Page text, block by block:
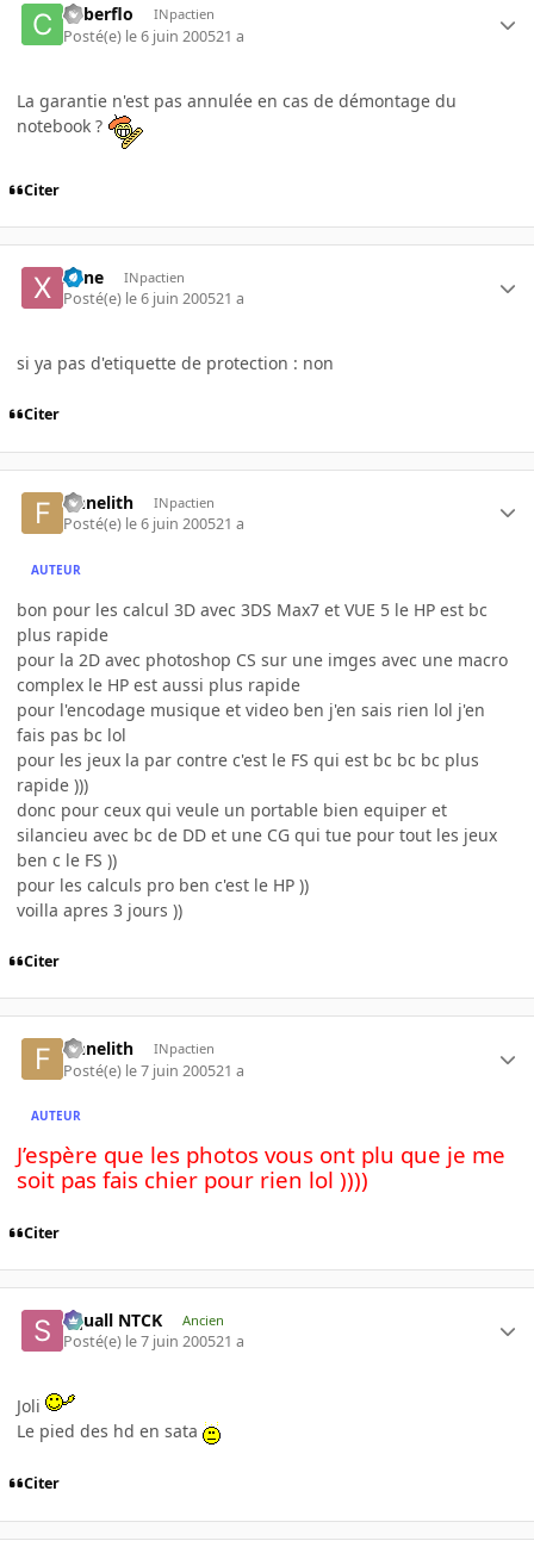
Cyberflo INpactien
Posté(e) le 6 juin 200521 a
La garantie n'est pas annulée en cas de démontage du
notebook ?
Citer
xone INpactien
Posté(e) le 6 juin 200521 a
si ya pas d'etiquette de protection : non
Citer
finnelith INpactien
Posté(e) le 6 juin 200521 a
AUTEUR
bon pour les calcul 3D avec 3DS Max7 et VUE 5 le HP est bc
plus rapide
pour la 2D avec photoshop CS sur une imges avec une macro
complex le HP est aussi plus rapide
pour l'encodage musique et video ben j'en sais rien lol j'en
fais pas bc lol
pour les jeux la par contre c'est le FS qui est bc bc bc plus
rapide )))
donc pour ceux qui veule un portable bien equiper et
silancieu avec bc de DD et une CG qui tue pour tout les jeux
ben c le FS ))
pour les calculs pro ben c'est le HP ))
voilla apres 3 jours ))
Citer
finnelith INpactien
Posté(e) le 7 juin 200521 a
AUTEUR
J’espère que les photos vous ont plu que je me
soit pas fais chier pour rien lol ))))
Citer
Squall NTCK Ancien
Posté(e) le 7 juin 200521 a
Joli
Le pied des hd en sata
Citer